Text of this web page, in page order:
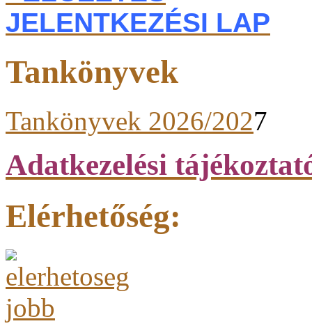
JELENTKEZÉSI LAP
Tankönyvek
Tankönyvek 2026/2027
Adatkezelési
Elérhetőség: